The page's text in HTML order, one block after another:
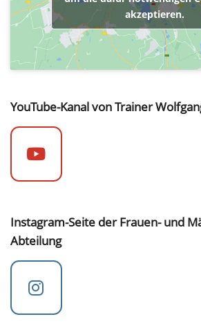
akzeptieren.
YouTube-Kanal von Trainer
Instagram-Seite der Frauen- und
Abteilung